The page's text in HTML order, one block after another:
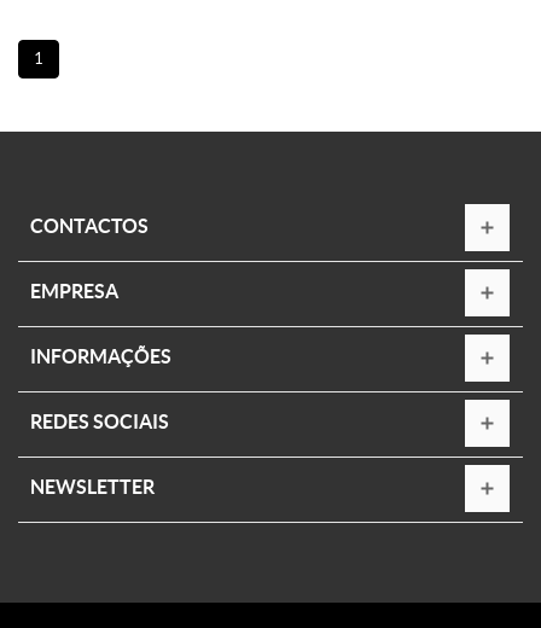
1
CONTACTOS
EMPRESA
INFORMAÇÕES
REDES SOCIAIS
NEWSLETTER